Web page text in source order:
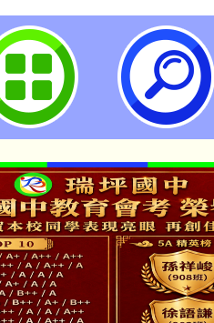
辦理「113年度
-桃園市立瑞坪